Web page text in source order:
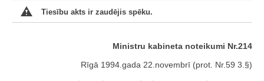
Tiesību akts ir zaudējis spēku.
Ministru kabineta noteikumi Nr.214
Rīgā 1994.gada 22.novembrī (prot. Nr.59 3.§)